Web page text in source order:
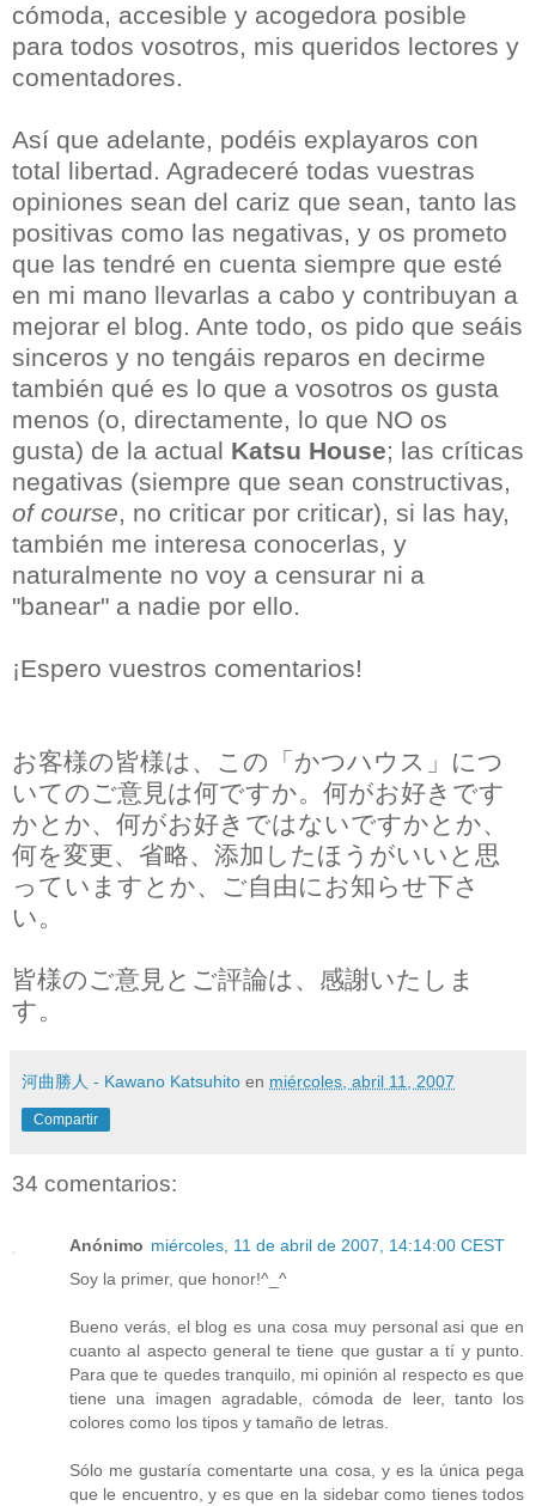
cómoda, accesible y acogedora posible
para todos vosotros, mis queridos lectores y
comentadores.
Así que adelante, podéis explayaros con
total libertad. Agradeceré todas vuestras
opiniones sean del cariz que sean, tanto las
positivas como las negativas, y os prometo
que las tendré en cuenta siempre que esté
en mi mano llevarlas a cabo y contribuyan a
mejorar el blog. Ante todo, os pido que seáis
sinceros y no tengáis reparos en decirme
también qué es lo que a vosotros os gusta
menos (o, directamente, lo que NO os
gusta) de la actual Katsu House; las críticas
negativas (siempre que sean constructivas,
of course, no criticar por criticar), si las hay,
también me interesa conocerlas, y
naturalmente no voy a censurar ni a
"banear" a nadie por ello.
¡Espero vuestros comentarios!
お客様の皆様は、この「かつハウス」につ
いてのご意見は何ですか。何がお好きです
かとか、何がお好きではないですかとか、
何を変更、省略、添加したほうがいいと思
っていますとか、ご自由にお知らせ下さ
い。
皆様のご意見とご評論は、感謝いたしま
す。
河曲勝人 - Kawano Katsuhito en miércoles, abril 11, 2007
Compartir
34 comentarios:
Anónimo miércoles, 11 de abril de 2007, 14:14:00 CEST
Soy la primer, que honor!^_^
Bueno verás, el blog es una cosa muy personal asi que en
cuanto al aspecto general te tiene que gustar a tí y punto.
Para que te quedes tranquilo, mi opinión al respecto es que
tiene una imagen agradable, cómoda de leer, tanto los
colores como los tipos y tamaño de letras.
Sólo me gustaría comentarte una cosa, y es la única pega
que le encuentro, y es que en la sidebar como tienes todos